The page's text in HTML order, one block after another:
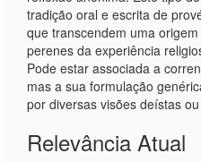
tradição oral e escrita de
que transcendem uma
perenes da experiência
Pode estar associada a
mas a sua formulação
por diversas visões deístas
Relevância Atual